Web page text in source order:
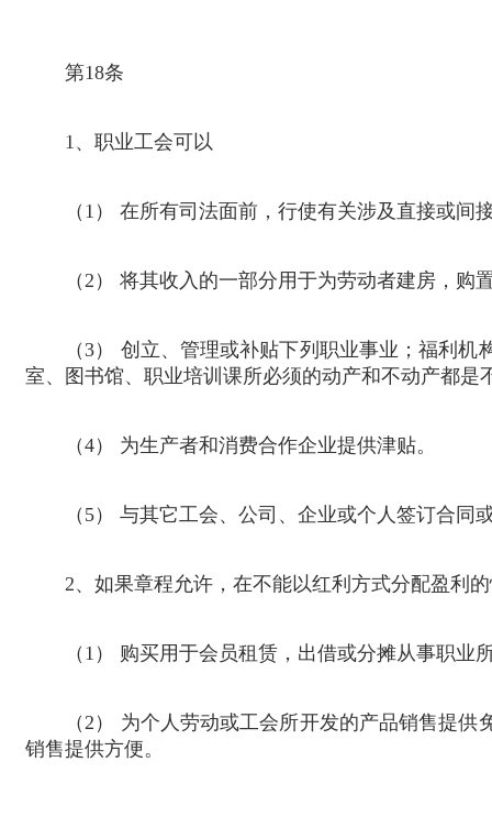
第18条
1、职业工会可以
（ 1 ） 在所有司法面前，行使有关涉及直接或间
（2 ） 将其收入的一部分用于为劳动者建房，购
（3） 创立、管理或补贴下列职业事业；福利
室、图书馆、职业培训课所必须的动产和不动产都是
（4） 为生产者和消费合作企业提供津贴。
（ 5） 与其它工会、公司、企业或个人签订合同
2、如果章程允许，在不能以红利方式分配盈利
（ 1 ） 购买用于会员租赁，出借或分摊从事职业
（2 ） 为个人劳动或工会所开发的产品销售提
销售提供方便。